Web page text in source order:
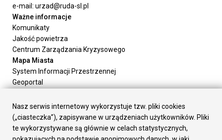
e-mail: urzad@ruda-sl.pl
Ważne informacje
Komunikaty
Jakość powietrza
Centrum Zarządzania Kryzysowego
Mapa Miasta
System Informacji Przestrzennej
Geoportal
Załatw sprawę
Prezydent Miasta
Rada Miasta
Wydziały
Nasz serwis internetowy wykorzystuje tzw. pliki cookies
(„ciasteczka”), zapisywane w urządzeniach użytkowników. Pliki
te wykorzystywane są głównie w celach statystycznych,